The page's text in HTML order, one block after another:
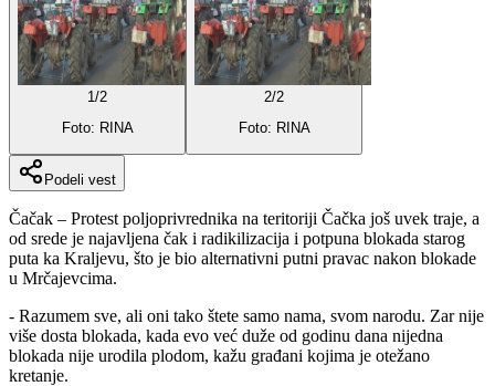
1 /2
Foto: RINA
2/2
Foto: RINA
Podeli vest
Čačak – Protest poljoprivrednika na teritoriji Čačka još uvek traje, a
od srede je najavljena čak i radikilizacija i potpuna blokada starog
puta ka Kraljevu, što je bio alternativni putni pravac nakon blokade
u Mrčajevcima.
- Razumem sve, ali oni tako štete samo nama, svom narodu. Zar nije
više dosta blokada, kada evo već duže od godinu dana nijedna
blokada nije urodila plodom, kažu građani kojima je otežano
kretanje.